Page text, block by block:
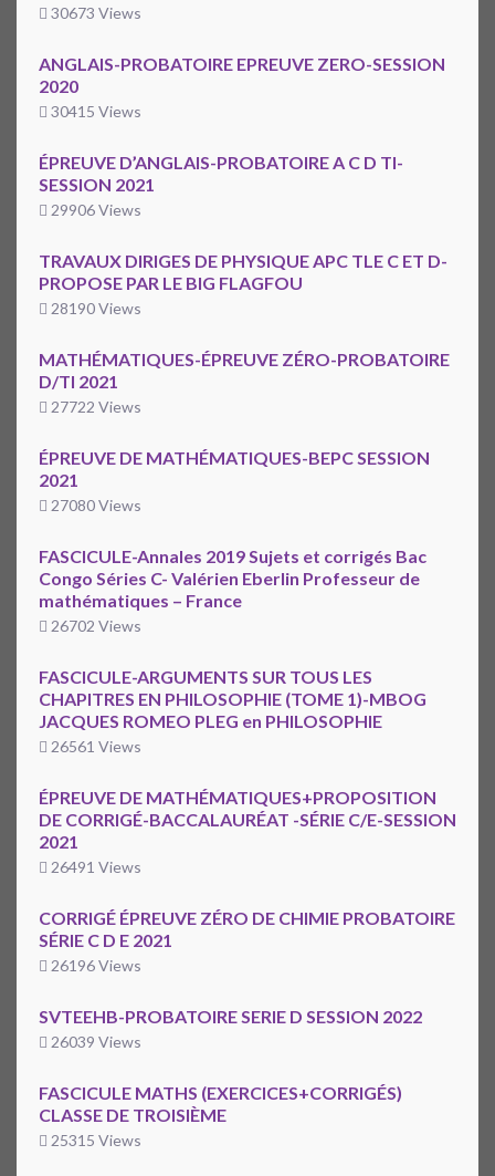
30673 Views
ANGLAIS-PROBATOIRE EPREUVE ZERO-SESSION
2020
30415 Views
ÉPREUVE D’ANGLAIS-PROBATOIRE A C D TI-
SESSION 2021
29906 Views
TRAVAUX DIRIGES DE PHYSIQUE APC TLE C ET D-
PROPOSE PAR LE BIG FLAGFOU
28190 Views
MATHÉMATIQUES-ÉPREUVE ZÉRO-PROBATOIRE
D/TI 2021
27722 Views
ÉPREUVE DE MATHÉMATIQUES-BEPC SESSION
2021
27080 Views
FASCICULE-Annales 2019 Sujets et corrigés Bac
Congo Séries C- Valérien Eberlin Professeur de
mathématiques – France
26702 Views
FASCICULE-ARGUMENTS SUR TOUS LES
CHAPITRES EN PHILOSOPHIE (TOME 1)-MBOG
JACQUES ROMEO PLEG en PHILOSOPHIE
26561 Views
ÉPREUVE DE MATHÉMATIQUES+PROPOSITION
DE CORRIGÉ-BACCALAURÉAT -SÉRIE C/E-SESSION
2021
26491 Views
CORRIGÉ ÉPREUVE ZÉRO DE CHIMIE PROBATOIRE
SÉRIE C D E 2021
26196 Views
SVTEEHB-PROBATOIRE SERIE D SESSION 2022
26039 Views
FASCICULE MATHS (EXERCICES+CORRIGÉS)
CLASSE DE TROISIÈME
25315 Views